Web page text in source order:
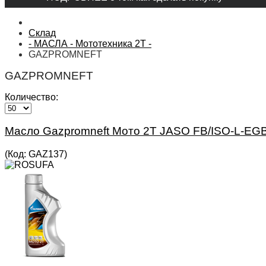
Склад
- МАСЛА - Мототехника 2Т -
GAZPROMNEFT
GAZPROMNEFT
Количество:
Масло Gazpromneft Мото 2T JASO FB/ISO-L-
(Код: GAZ137)